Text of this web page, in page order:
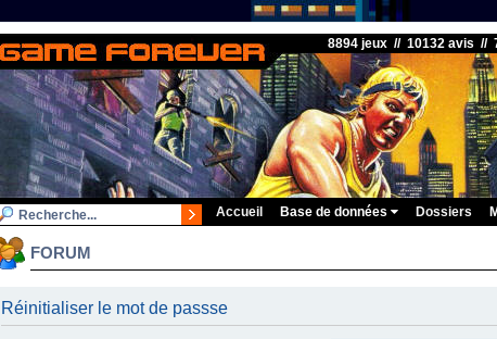
8894 jeux // 10132 avis //
Accueil Base de données Dossiers
FORUM
Réinitialiser le mot de passse